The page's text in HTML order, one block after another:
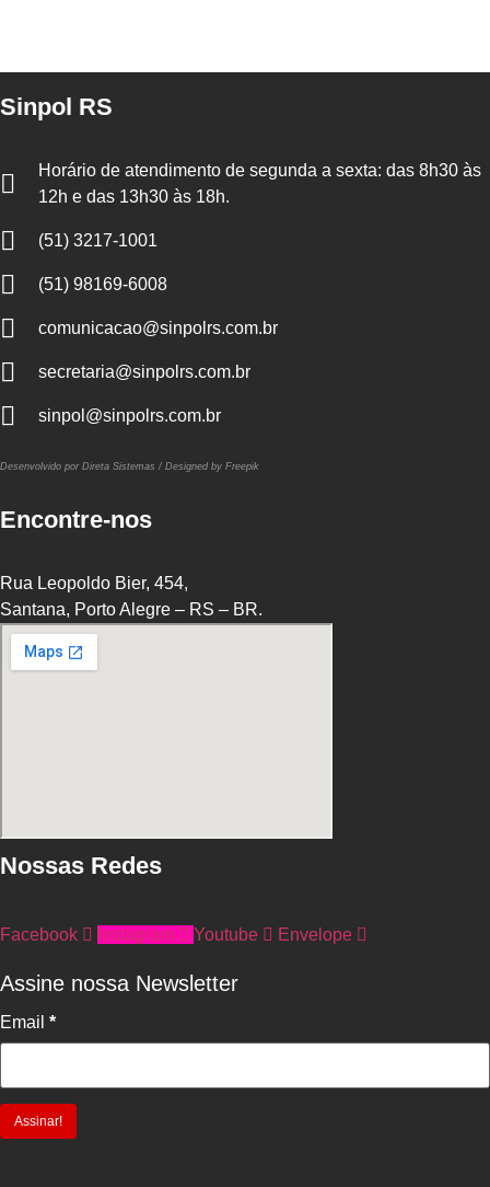
Sinpol RS
Horário de atendimento de segunda a sexta: das 8h30 às
12h e das 13h30 às 18h.
(51) 3217-1001
(51) 98169-6008
comunicacao@sinpolrs.com.br
secretaria@sinpolrs.com.br
sinpol@sinpolrs.com.br
Desenvolvido por Direta Sistemas / Designed by Freepik
Encontre-nos
Rua Leopoldo Bier, 454,
Santana, Porto Alegre – RS – BR.
Nossas Redes
Facebook Instagram Youtube Envelope
Assine nossa Newsletter
Email *